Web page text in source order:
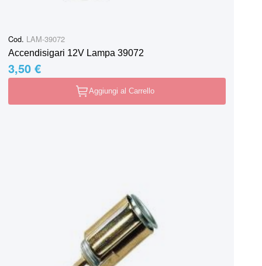
Cod. LAM-39072
Accendisigari 12V Lampa 39072
3,50 €
Aggiungi al Carrello